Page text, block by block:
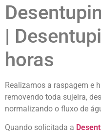
|
horas
Realizamos a raspagem e
removendo toda sujeira,
normalizando o fluxo de
Quando solicitada a